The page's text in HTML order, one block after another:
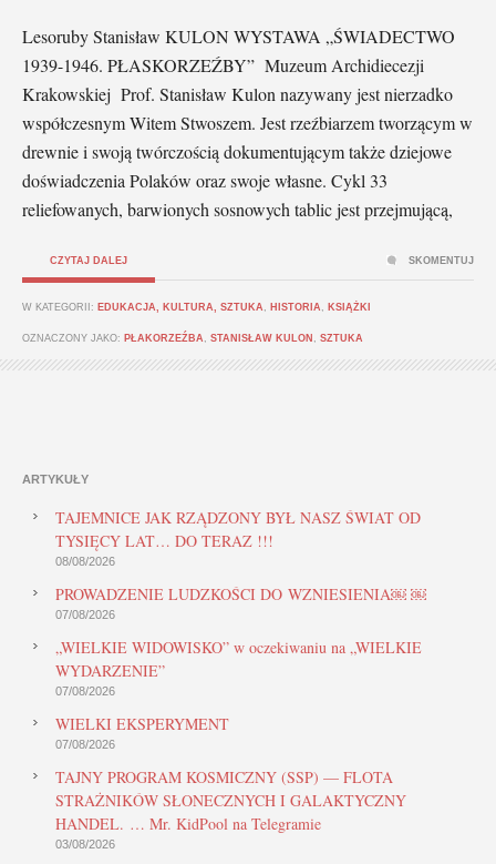
Lesoruby Stanisław KULON WYSTAWA „ŚWIADECTWO
1939-1946. PŁASKORZEŹBY” Muzeum Archidiecezji
Krakowskiej Prof. Stanisław Kulon nazywany jest nierzadko
współczesnym Witem Stwoszem. Jest rzeźbiarzem tworzącym w
drewnie i swoją twórczością dokumentującym także dziejowe
doświadczenia Polaków oraz swoje własne. Cykl 33
reliefowanych, barwionych sosnowych tablic jest przejmującą,
CZYTAJ DALEJ
W KATEGORII: EDUKACJA, KULTURA, SZTUKA HISTORIA KSIĄŻKI
OZNACZONY JAKO: PŁAKORZEŹBA STANISŁAW KULON SZTUKA
SKOMENTUJ
ARTYKUŁY
TAJEMNICE JAK RZĄDZONY BYŁ NASZ ŚWIAT OD
TYSIĘCY LAT… DO TERAZ !!!
08/08/2026
PROWADZENIE LUDZKOŚCI DO WZNIESIENIA￼ ￼
07/08/2026
„WIELKIE WIDOWISKO” w oczekiwaniu na „WIELKIE
WYDARZENIE”
07/08/2026
WIELKI EKSPERYMENT
07/08/2026
TAJNY PROGRAM KOSMICZNY (SSP) — FLOTA
STRAŻNIKÓW SŁONECZNYCH I GALAKTYCZNY
HANDEL. … Mr. KidPool na Telegramie
03/08/2026